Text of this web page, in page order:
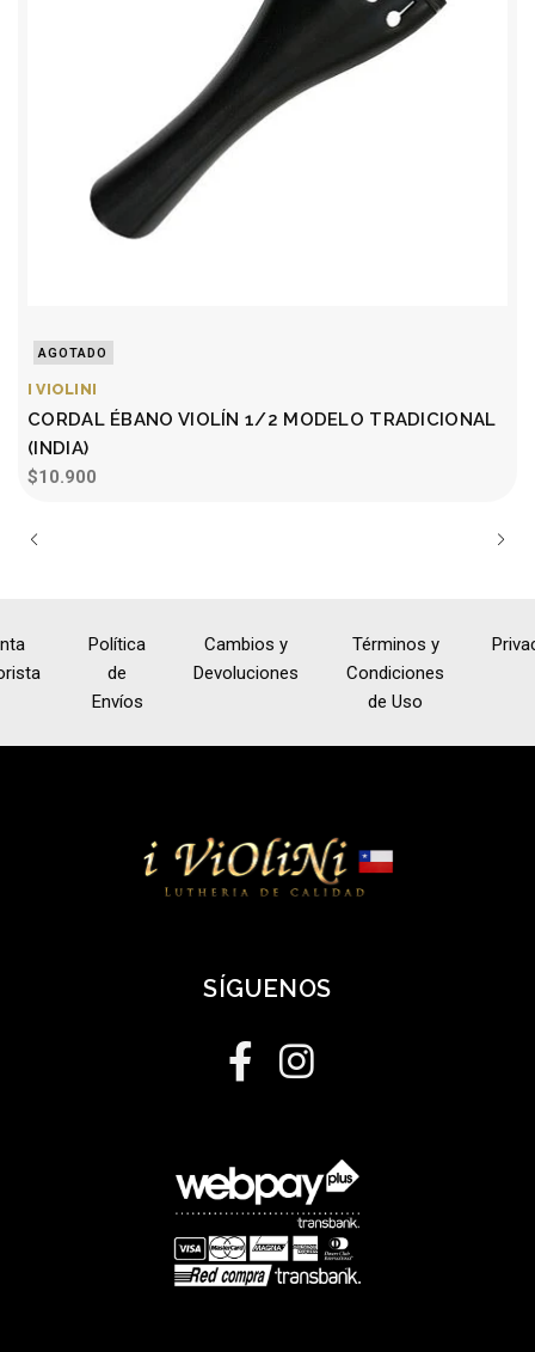
AGOTADO
I VIOLINI
CORDAL ÉBANO VIOLÍN 1/2 MODELO TRADICIONAL
(INDIA)
$10.900
Política
de
Envíos
Cambios y
Devoluciones
Términos y
Condiciones
de Uso
SÍGUENOS